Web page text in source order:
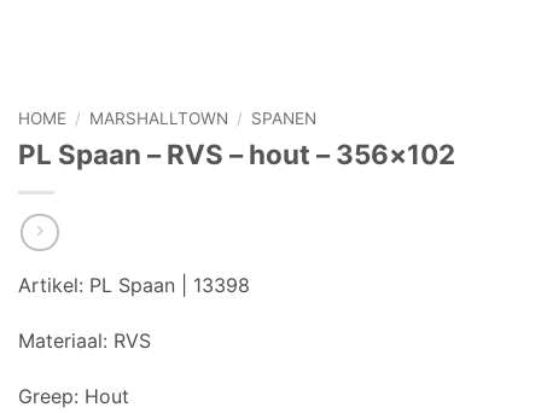
HOME / MARSHALLTOWN / SPANEN
PL Spaan – RVS – hout – 356×102
Artikel: PL Spaan | 13398
Materiaal: RVS
Greep: Hout